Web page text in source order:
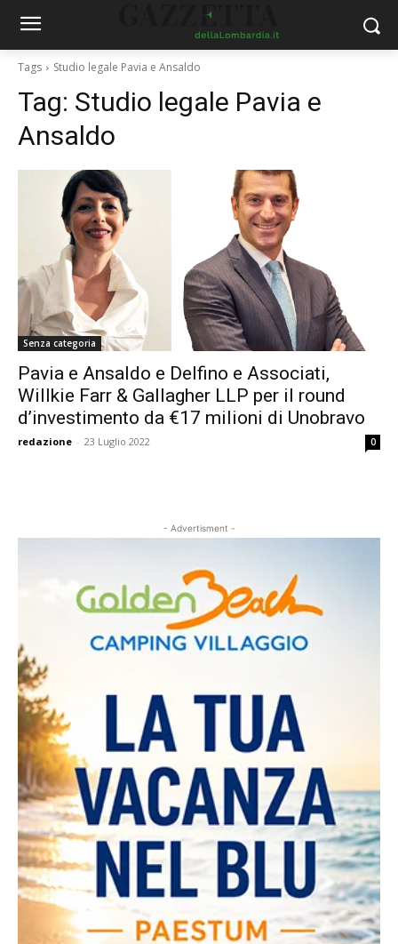
Tags Studio legale Pavia e Ansaldo
Tag: Studio legale Pavia e
Ansaldo
Senza categoria
Pavia e Ansaldo e Delfino e Associati,
Willkie Farr & Gallagher LLP per il round
d’investimento da €17 milioni di Unobravo
redazione - 23 Luglio 2022 0
- Advertisment -